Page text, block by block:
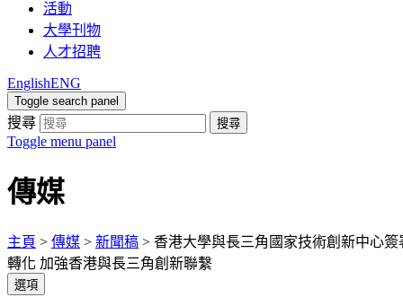
活動
大學刊物
人才招聘
EnglishENG
Toggle search panel
搜尋 搜尋
Toggle menu panel
傳媒
主頁 > 傳媒 > 新聞稿 > 香港大學與長三角國家技術創新中心
轉化 加強香港與長三角創新聯繫
選項